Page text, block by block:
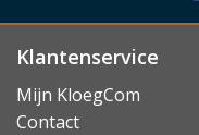
Klantenservice
Mijn KloegCom
Contact